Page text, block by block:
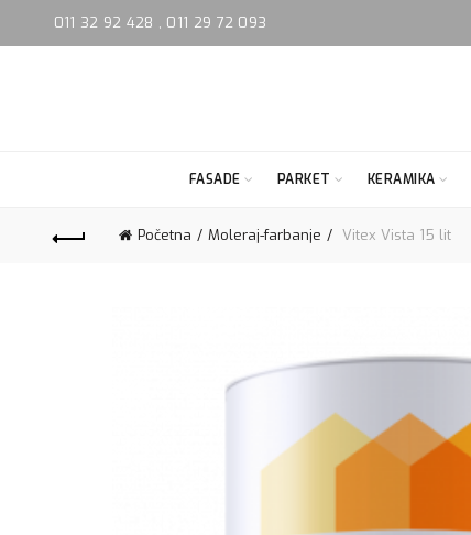
011 32 92 428 , 011 29 72 093
FASADE PARKET KERAMIKA
Početna Moleraj-farbanje Vitex Vista 15 lit